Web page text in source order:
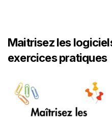
Maitrisez les
exercices pratiques